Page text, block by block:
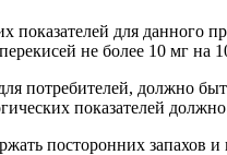
для данного
не более 10 мг на
потребителей, должно
показателей
посторонних запахов